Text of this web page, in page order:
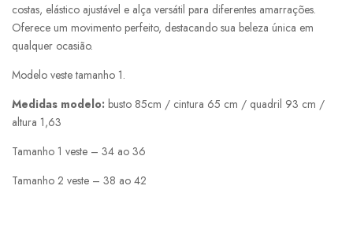
costas, elástico ajustável e alça versátil para diferentes amarrações.
Oferece um movimento perfeito, destacando sua beleza única em
qualquer ocasião.
Modelo veste tamanho 1.
Medidas modelo: busto 85cm / cintura 65 cm / quadril 93 cm /
altura 1,63
Tamanho 1 veste – 34 ao 36
Tamanho 2 veste – 38 ao 42